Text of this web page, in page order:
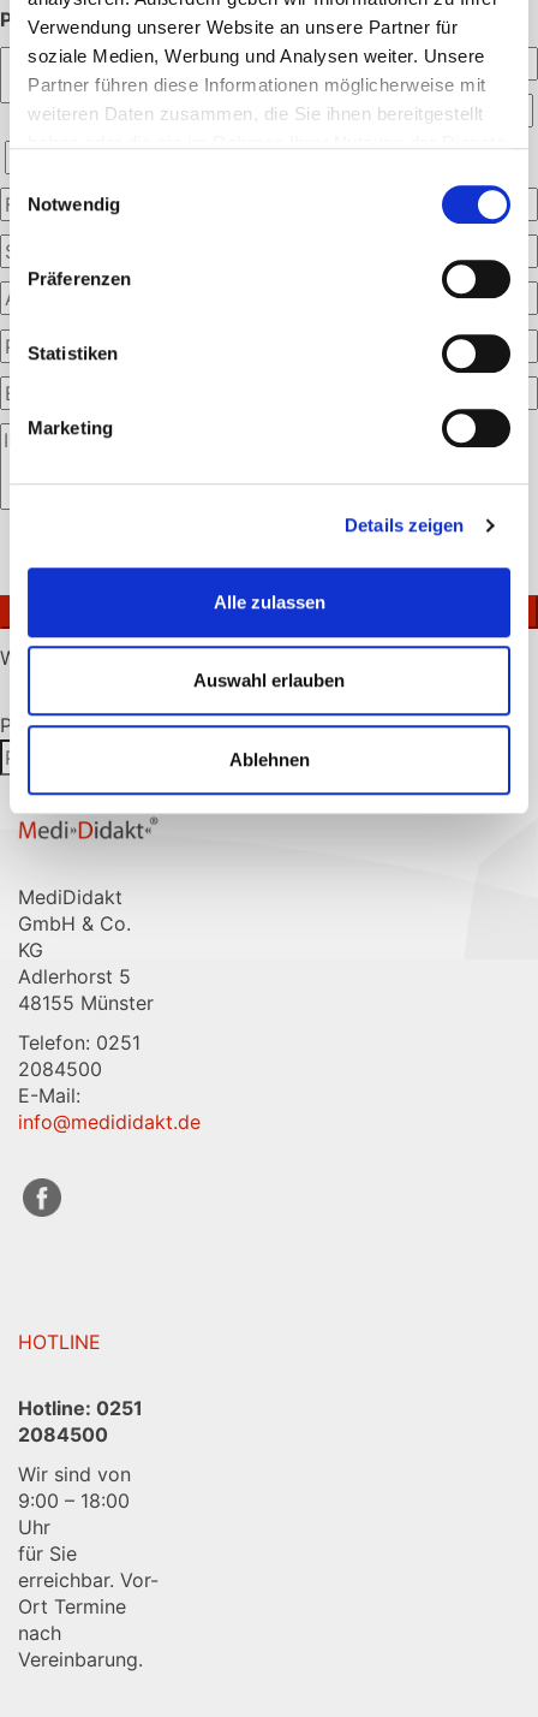
Verwendung unserer Website an unsere Partner für
soziale Medien, Werbung und Analysen weiter. Unsere
Partner führen diese Informationen möglicherweise mit
weiteren Daten zusammen, die Sie ihnen bereitgestellt
Einwilligungsauswahl
Notwendig
Präferenzen
Statistiken
Marketing
Details zeigen
Alle zulassen
Auswahl erlauben
Ablehnen
PERSÖNLICHE ANGABEN:
leer.
Warenkorb
Es befinden sich keine Produkte im Warenkorb.
Produktsuche
Suchen
nach:
MediDidakt
GmbH & Co.
KG
Adlerhorst 5
Telefon: 0251
2084500
E-Mail:
Hotline:0251
Wir sind von
9:00 – 18:00
Uhr
für Sie
erreichbar. Vor-
Ort Termine
nach